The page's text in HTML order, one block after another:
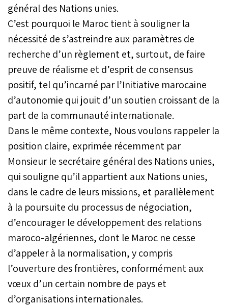
général des Nations unies.
C’est pourquoi le Maroc tient à souligner la
nécessité de s’astreindre aux paramètres de
recherche d’un règlement et, surtout, de faire
preuve de réalisme et d’esprit de consensus
positif, tel qu’incarné par l’Initiative marocaine
d’autonomie qui jouit d’un soutien croissant de la
part de la communauté internationale.
Dans le même contexte, Nous voulons rappeler la
position claire, exprimée récemment par
Monsieur le secrétaire général des Nations unies,
qui souligne qu’il appartient aux Nations unies,
dans le cadre de leurs missions, et parallèlement
à la poursuite du processus de négociation,
d’encourager le développement des relations
maroco-algériennes, dont le Maroc ne cesse
d’appeler à la normalisation, y compris
l’ouverture des frontières, conformément aux
vœux d’un certain nombre de pays et
d’organisations internationales.